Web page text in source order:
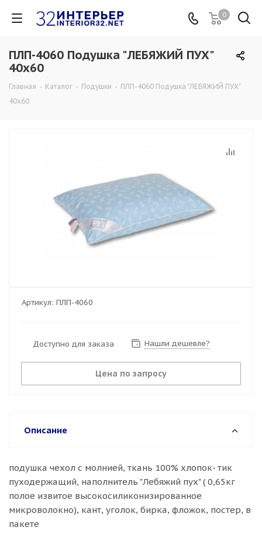
0
ПЛП-4060 Подушка "ЛЕБЯЖИЙ ПУХ"
40х60
Главная - Каталог - Подушки - ПЛП-4060 Подушка "ЛЕБЯЖИЙ ПУХ"
40х60
Артикул: ПЛП-4060
Доступно для заказа Нашли дешевле?
Цена по запросу
Описание
подушка чехол с молнией, ткань 100% хлопок- тик
пуходержащий, наполнитель "Лебяжий пух" ( 0,65кг
полое извитое высокосиликонизированное
микроволокно), кант, уголок, бирка, фложок, постер, в
пакете